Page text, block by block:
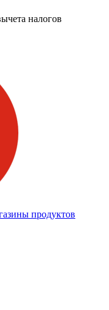
налогов
продуктов